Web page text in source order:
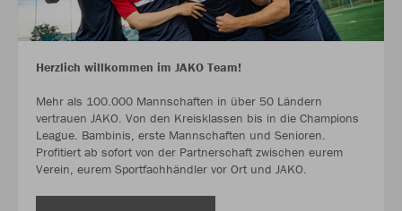
Herzlich willkommen im JAKO Team!
Mehr als 100.000 Mannschaften in über 50 Ländern
vertrauen JAKO. Von den Kreisklassen bis in die Champions
League. Bambinis, erste Mannschaften und Senioren.
Profitiert ab sofort von der Partnerschaft zwischen eurem
Verein, eurem Sportfachhändler vor Ort und JAKO.